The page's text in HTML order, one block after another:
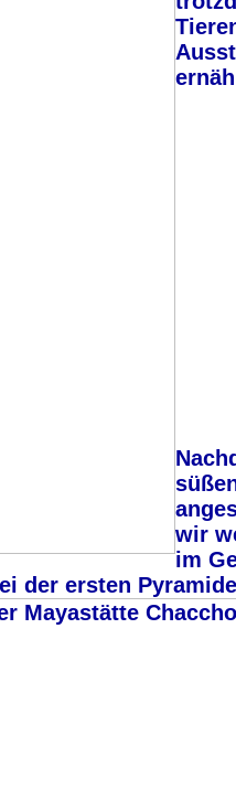
wir
im
der ersten